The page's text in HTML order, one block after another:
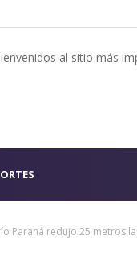
al sitio más
Paraná redujo 25 metros